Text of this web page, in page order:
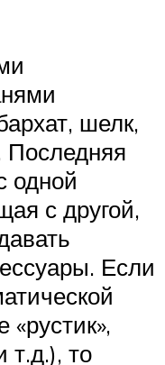
шелк,
Последняя
одной
с другой,
Если
т.д.), то